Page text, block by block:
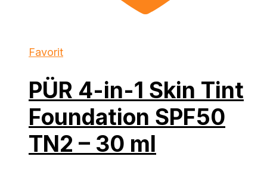
Favorit
PÜR 4-in-1 Skin Tint
Foundation SPF50
TN2 – 30 ml